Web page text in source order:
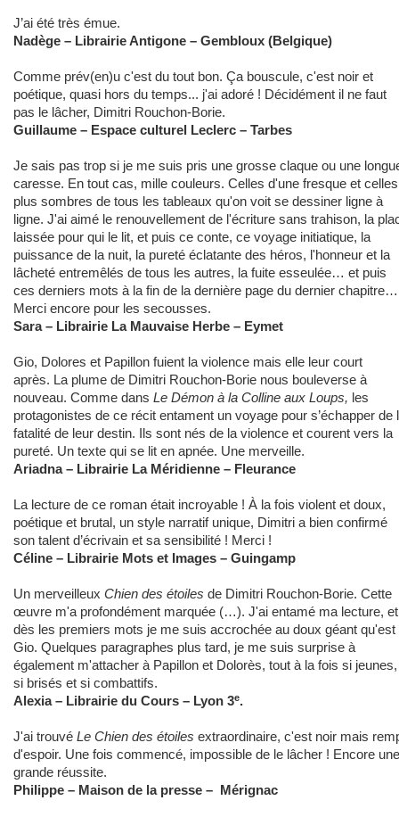
J’ai été très émue.
Nadège – Librairie Antigone – Gembloux (Belgique)
Comme prév(en)u c'est du tout bon. Ça bouscule, c'est noir et
poétique, quasi hors du temps... j'ai adoré ! Décidément il ne faut
pas le lâcher, Dimitri Rouchon-Borie.
Guillaume – Espace culturel Leclerc – Tarbes
Je sais pas trop si je me suis pris une grosse claque ou une
caresse. En tout cas, mille couleurs. Celles d'une fresque et celles
plus sombres de tous les tableaux qu'on voit se dessiner ligne à
ligne. J'ai aimé le renouvellement de l'écriture sans trahison, la
laissée pour qui le lit, et puis ce conte, ce voyage initiatique, la
puissance de la nuit, la pureté éclatante des héros, l'honneur et la
lâcheté entremêlés de tous les autres, la fuite esseulée… et puis
ces derniers mots à la fin de la dernière page du dernier chapitre…
Merci encore pour les secousses.
Sara – Librairie La Mauvaise Herbe – Eymet
Gio, Dolores et Papillon fuient la violence mais elle leur court
après. La plume de Dimitri Rouchon-Borie nous bouleverse à
nouveau. Comme dans Le Démon à la Colline aux Loups, les
protagonistes de ce récit entament un voyage pour s’échapper de
fatalité de leur destin. Ils sont nés de la violence et courent vers la
pureté. Un texte qui se lit en apnée. Une merveille.
Ariadna – Librairie La Méridienne – Fleurance
La lecture de ce roman était incroyable ! À la fois violent et doux,
poétique et brutal, un style narratif unique, Dimitri a bien confirmé
son talent d’écrivain et sa sensibilité ! Merci !
Céline – Librairie Mots et Images – Guingamp
Un merveilleux Chien des étoiles de Dimitri Rouchon-Borie. Cette
œuvre m'a profondément marquée (…). J'ai entamé ma lecture, et
dès les premiers mots je me suis accrochée au doux géant qu'est
Gio. Quelques paragraphes plus tard, je me suis surprise à
également m'attacher à Papillon et Dolorès, tout à la fois si jeunes,
si brisés et si combattifs.
Alexia – Librairie du Cours – Lyon 3e.
J'ai trouvé Le Chien des étoiles extraordinaire, c'est noir mais
d'espoir. Une fois commencé, impossible de le lâcher ! Encore une
grande réussite.
Philippe – Maison de la presse – Mérignac